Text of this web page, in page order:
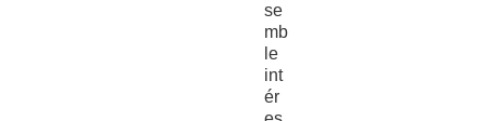
se
mb
le
int
ér